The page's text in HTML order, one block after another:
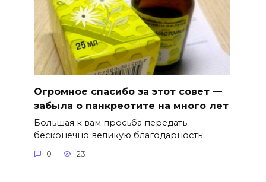
Огромное спасибо за этот совет —
забыла о панкреотите на много лет
Большая к вам просьба передать
бесконечно великую благодарность
0 23